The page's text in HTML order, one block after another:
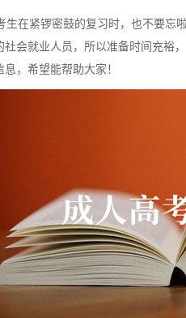
在紧锣密鼓的复习时，也不要忘
会就业人员，所以准备时间充裕
，希望能帮助大家！